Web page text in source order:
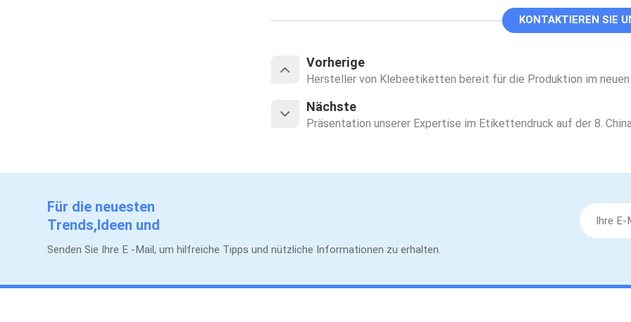
KONTAKTIEREN SIE
Vorherige
Hersteller von Klebeetiketten bereit für die Produktion im
Nächste
Präsentation unserer Expertise im Etikettendruck auf der 8.
Für die neuesten
Trends,Ideen und
Werbeaktionen.
Senden Sie Ihre E -Mail, um hilfreiche Tipps und nützliche Informationen zu erhalten.